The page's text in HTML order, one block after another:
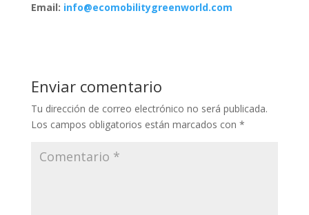
Email: info@ecomobilitygreenworld.com
Enviar comentario
Tu dirección de correo electrónico no será publicada.
Los campos obligatorios están marcados con *